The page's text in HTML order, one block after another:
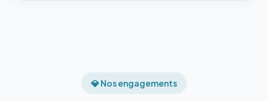
💎 Nos engagements